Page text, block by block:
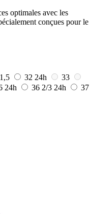
optimales avec les
conçues pour le
32 24h
33
24h 36 2/3 24h
37